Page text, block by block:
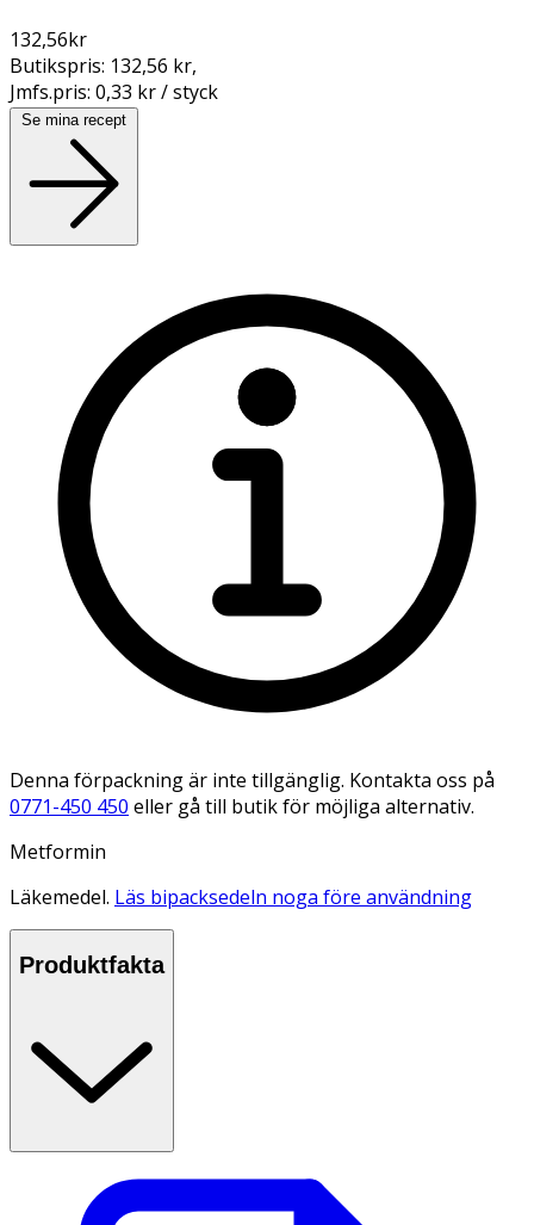
132,56kr
Butikspris: 132,56 kr,
Jmfs.pris: 0,33 kr / styck
Se mina recept
Denna förpackning är inte tillgänglig. Kontakta oss på
0771-450 450 eller gå till butik för möjliga alternativ.
Metformin
Läkemedel. Läs bipacksedeln noga före användning
Produktfakta